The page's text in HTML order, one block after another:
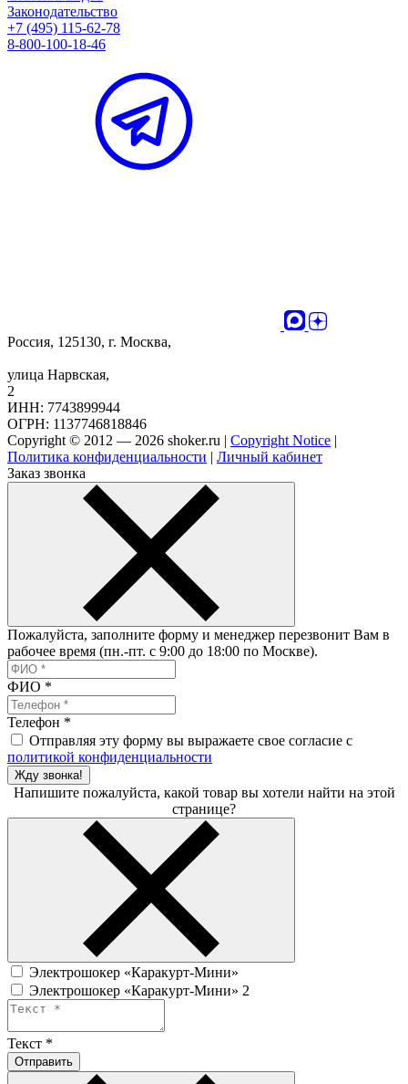
Законодательство
+7 (495) 115-62-78
8-800-100-18-46
Россия, 125130, г. Москва,
улица Нарвская,
2
ИНН: 7743899944
ОГРН: 1137746818846
Copyright © 2012 — 2026 shoker.ru | Copyright Notice |
Политика конфиденциальности | Личный кабинет
Заказ звонка
Пожалуйста, заполните форму и менеджер перезвонит Вам в
рабочее время (пн.-пт. с 9:00 до 18:00 по Москве).
ФИО *
Телефон *
Отправляя эту форму вы выражаете свое согласие с
политикой конфиденциальности
Жду звонка!
Напишите пожалуйста, какой товар вы хотели найти на этой
странице?
Электрошокер «Каракурт-Мини»
Электрошокер «Каракурт-Мини» 2
Текст *
Отправить